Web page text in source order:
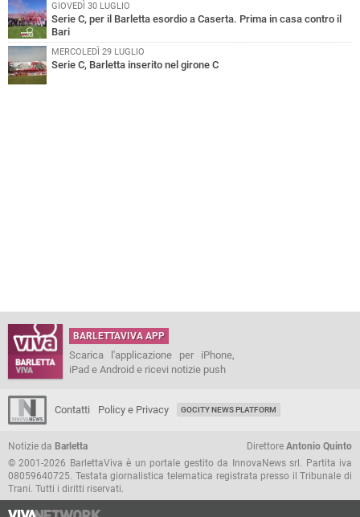
GIOVEDÌ 30 LUGLIO
Serie C, per il Barletta esordio a Caserta. Prima in casa contro il
Bari
MERCOLEDÌ 29 LUGLIO
Serie C, Barletta inserito nel girone C
BARLETTAVIVA APP
Scarica l'applicazione per iPhone,
iPad e Android e ricevi notizie push
Contatti Policy e Privacy GOCITY NEWS PLATFORM
Notizie da Barletta Direttore Antonio Quinto
© 2001-2026 BarlettaViva è un portale gestito da InnovaNews srl. Partita iva
08059640725. Testata giornalistica telematica registrata presso il Tribunale di
Trani. Tutti i diritti riservati.